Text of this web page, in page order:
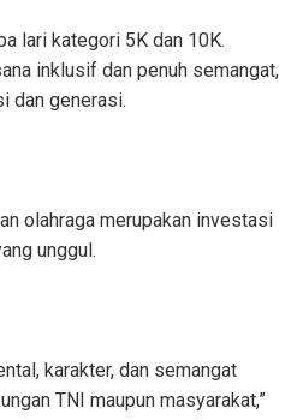
lari kategori 5K dan 10K.
inklusif dan penuh semangat,
dan generasi.
olahraga merupakan investasi
unggul.
karakter, dan semangat
TNI maupun masyarakat,”